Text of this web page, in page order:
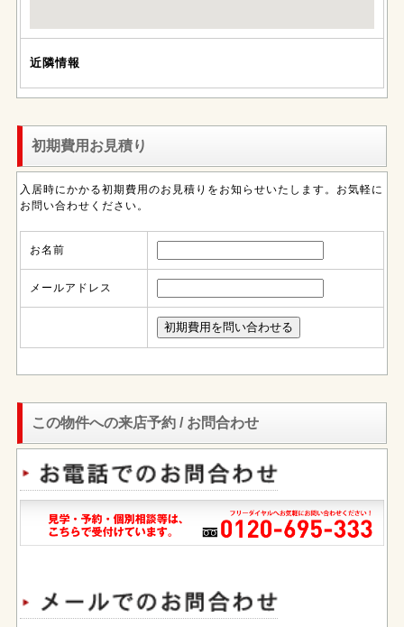
近隣情報
初期費用お見積り
入居時にかかる初期費用のお見積りをお知らせいたします。お気軽に
お問い合わせください。
お名前
メールアドレス
この物件への来店予約 / お問合わせ